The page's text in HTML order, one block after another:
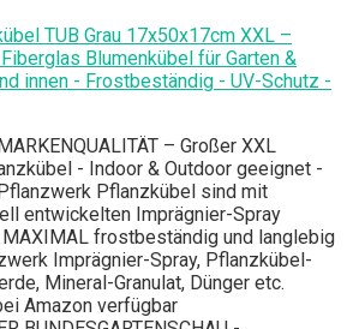
TUB Grau 17x50x17cm XXL –
Blumenkübel für Garten &
innen - Frostbeständig - UV-Schutz -
– Großer XXL
- Indoor & Outdoor geeignet -
Pflanzkübel sind mit
entwickelten Imprägnier-Spray
frostbeständig und langlebig
Imprägnier-Spray, Pflanzkübel-
Mineral-Granulat, Dünger etc.
Amazon verfügbar